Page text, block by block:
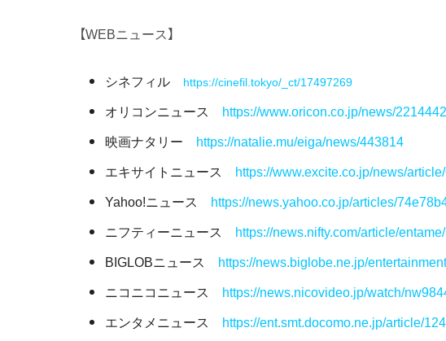
【WEBニュース】
シネフィル https://cinefil.tokyo/_ct/17497269
オリコンニュース https://www.oricon.co.jp/news/
映画ナタリー https://natalie.mu/eiga/news/443814
エキサイトニュース https://www.excite.co.jp/news/
Yahoo!ニュース https://news.yahoo.co.jp/articles/
ニフティーニュース https://news.nifty.com/article/
BIGLOBニュース https://news.biglobe.ne.jp/
ニコニコニュース https://news.nicovideo.jp/watch/
エンタメニュース https://ent.smt.docomo.ne.jp/article/